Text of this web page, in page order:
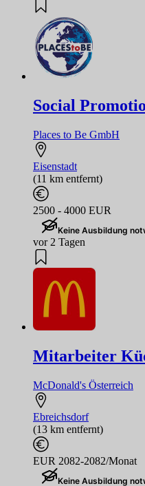
Social
Places to Be GmbH
Eisenstadt
(11 km entfernt)
2500 - 4000 EUR
Keine Ausbildung
vor 2 Tagen
Mitarbeiter
McDonald's Österreich
Ebreichsdorf
(13 km entfernt)
EUR 2082-2082/Monat
Keine Ausbildung